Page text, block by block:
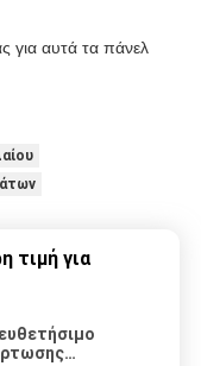
για αυτά τα πάνελ
τιμή για